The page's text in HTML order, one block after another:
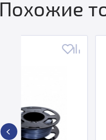
Похожие